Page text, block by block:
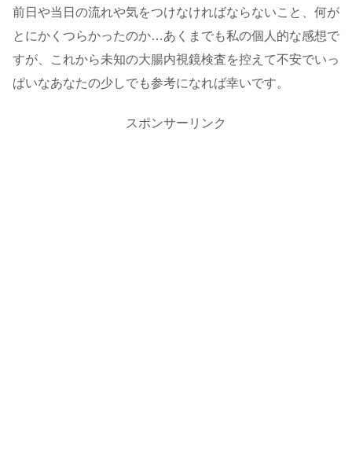
前日や当日の流れや気をつけなければならないこと、何が
とにかくつらかったのか…あくまでも私の個人的な感想で
すが、これから未知の大腸内視鏡検査を控えて不安でいっ
ぱいなあなたの少しでも参考になれば幸いです。
スポンサーリンク